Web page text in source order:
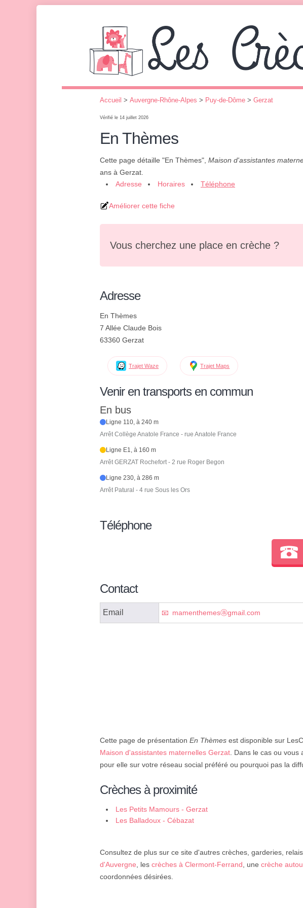
Accueil > Auvergne-Rhône-Alpes > Puy-de-Dôme > Gerzat
Vérifié le 14 juillet 2026
En Thèmes
Cette page détaille "En Thèmes", Maison d'assistantes
ans à Gerzat.
Adresse
Horaires Téléphone
Améliorer cette fiche
Vous cherchez une place en crèche ?
Adresse
En Thèmes
7 Allée Claude Bois
63360 Gerzat
Trajet Waze Trajet Maps
Venir en transports en commun
En bus
Ligne 110, à 240 m
Arrêt Collège Anatole France - rue Anatole France
Ligne E1, à 160 m
Arrêt GERZAT Rochefort - 2 rue Roger Begon
Ligne 230, à 286 m
Arrêt Patural - 4 rue Sous les Ors
Téléphone
Contact
Email mamenthemesⓐgmail.com
Cette page de présentation En Thèmes est disponible sur
Maison d'assistantes maternelles Gerzat. Dans le cas ou vous
pour elle sur votre réseau social préféré ou pourquoi pas la
Crèches à proximité
Les Petits Mamours - Gerzat
Les Balladoux - Cébazat
Consultez de plus sur ce site d'autres crèches, garderies,
d'Auvergne, les crèches à Clermont-Ferrand, une crèche
coordonnées désirées.